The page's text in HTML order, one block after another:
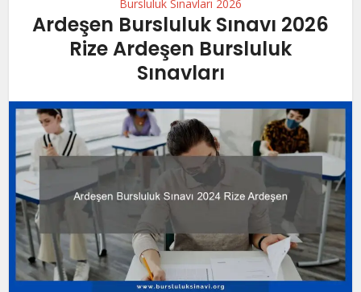
Bursluluk Sınavları 2026
Ardeşen Bursluluk Sınavı 2026
Rize Ardeşen Bursluluk
Sınavları